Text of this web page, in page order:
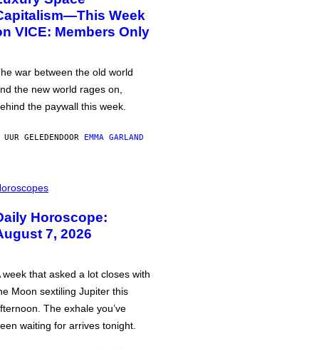
Week
VICE: Members Only
war between the old world
the new world rages on,
the paywall this week.
GELEDENDOOR EMMA GARLAND
Horoscope:
7, 2026
week that asked a lot closes with
Moon sextiling Jupiter this
The exhale you’ve
waiting for arrives tonight.